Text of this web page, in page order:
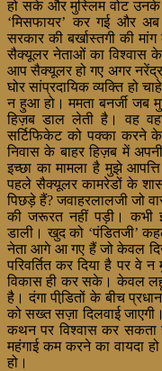
हो सके और मुस्लिम वोट उनके
‘मिसफायर’ कर गई और
सरकार की बर्खास्तगी की
सैक्यूलर नेताओं का विश्वास
आप सैक्यूलर हो गए अगर
घोर सांप्रदायिक व्यक्ति हो
न हुआ हो। ममता बनर्जी जब
हिज़ब डाल लेती है। वह
सर्टिफिकेट को पक्का करने
निवास के बाहर हिज़ब में
इच्छा का मामला है मुझे
पहले सैक्यूलर कामरेडों के
पिछड़े हैं? जवाहरलालजी जो
की जरूरत नहीं पड़ी। कभी
डाली। खुद को ‘पंडितजी’
नेता आगे आ गए हैं जो केवल
परिवर्तित कर दिया है पर
विकास ही कर सके। केवल लहू
है। दंगा पीडि़तों के बीच
को सख्त सज़ा दिलवाई
कथन पर विश्वास कर
महंगाई कम करने का वायदा
हो।